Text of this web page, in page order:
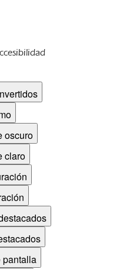
oscuro
claro
pantalla